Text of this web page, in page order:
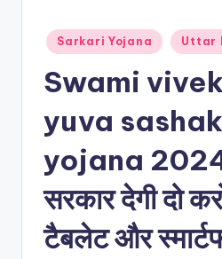
Posted
in
Sarkari Yojana Uttar
Swami
yuva
yojana
सरकार देगी दो
टैबलेट और